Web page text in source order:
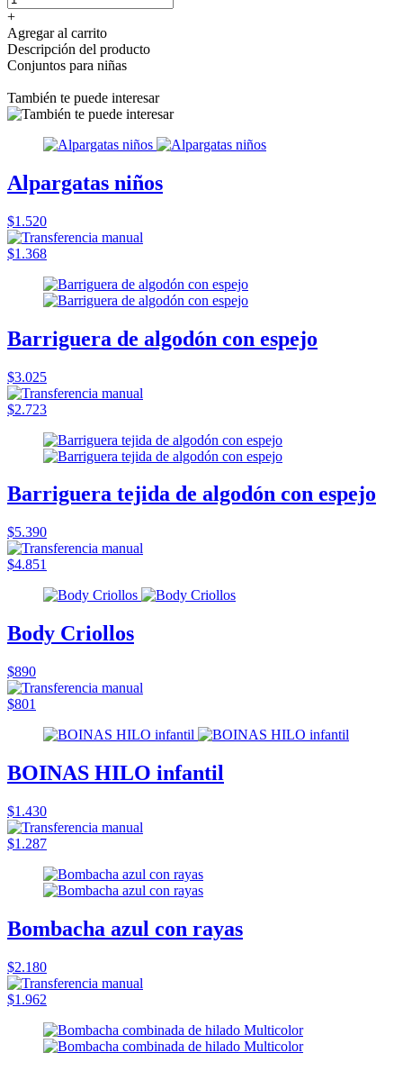
+
Agregar al carrito
Descripción del producto
Conjuntos para niñas
También te puede interesar
Alpargatas niños
$1.520
$1.368
Barriguera de algodón con espejo
$3.025
$2.723
Barriguera tejida de algodón con espejo
$5.390
$4.851
Body Criollos
$890
$801
BOINAS HILO infantil
$1.430
$1.287
Bombacha azul con rayas
$2.180
$1.962